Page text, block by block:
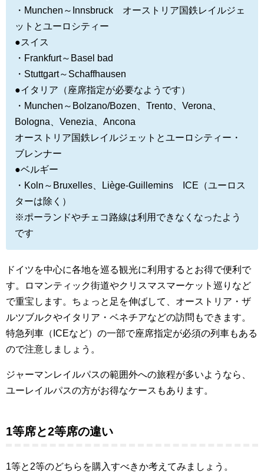
・Munchen～Innsbruck オーストリア国鉄レイルジェ
ットとユーロシティー
●スイス
・ Frankfurt～Basel bad
・Stuttgart～Schaffhausen
●イタリア（ 座席指定が必要なようです）
・Munchen～Bolzano/Bozen、Trento、Verona、
Bologna、Venezia、Ancona
オーストリア国鉄レイルジェットとユーロシティー・
ブレンナー
●ベルギー
・Koln～Bruxelles、Liège-Guillemins ICE（ユーロス
ターは除く）
※ポーランドやチェコ路線は利用できなくなったよう
です
ドイツを中心に各地を巡る観光に利用するとお得で便利で
す。ロマンティック街道やクリスマスマーケット巡りなど
で重宝します。ちょっと足を伸ばして、オーストリア・ザ
ルツブルクやイタリア・ベネチアなどの訪問もできます。
特急列車（ICEなど）の一部で座席指定が必須の列車もある
ので注意しましょう。
ジャーマンレイルパスの範囲外への旅程が多いようなら、
ユーレイルパスの方がお得なケースもあります。
1等席と2等席の違い
1等と2等のどちらを購入すべきか考えてみましょう。